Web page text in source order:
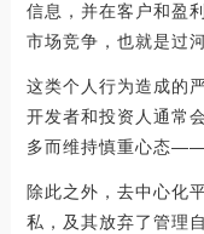
信息，并在客户和盈
市场竞争，也就是过
这类个人行为造成的
开发者和投资人通常
多而维持慎重心态——
除此之外，去中心化
私，及其放弃了管理